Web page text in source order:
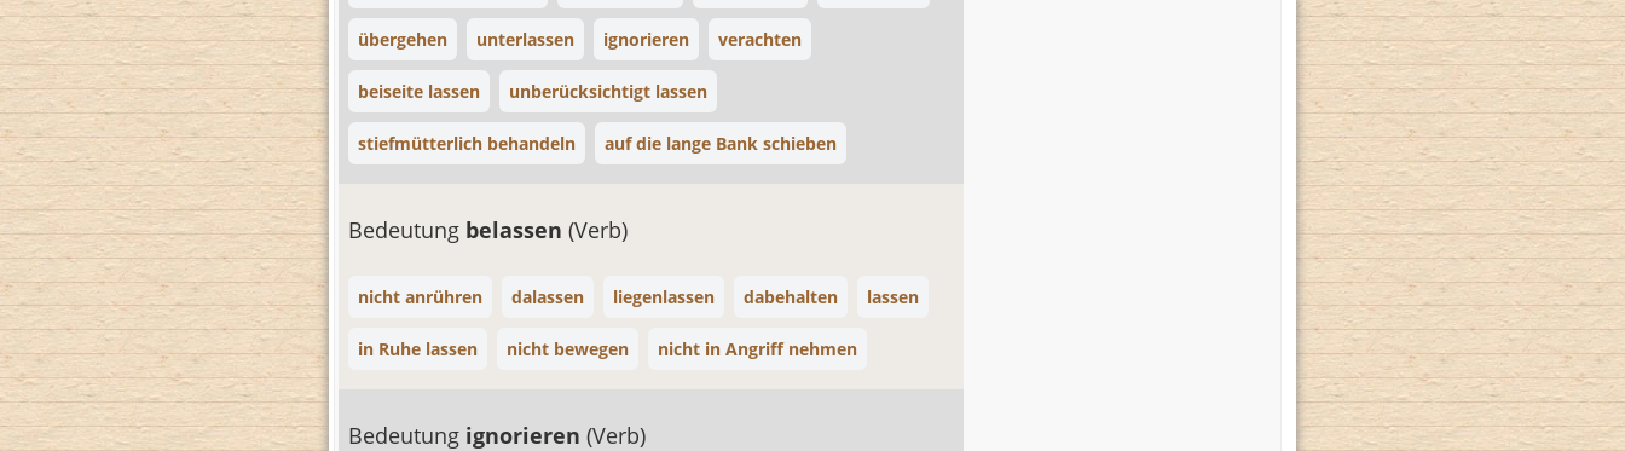
übergehen unterlassen ignorieren verachten
beiseite lassen unberücksichtigt lassen
stiefmütterlich behandeln auf die lange Bank schieben
Bedeutung belassen (Verb)
nicht anrühren dalassen liegenlassen dabehalten lassen
in Ruhe lassen nicht bewegen nicht in Angriff nehmen
Bedeutung ignorieren (Verb)